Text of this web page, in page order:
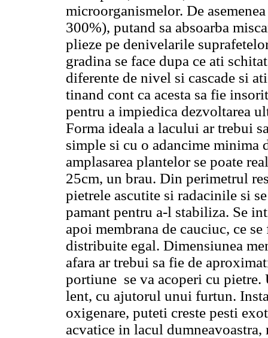
microorganismelor. De
300%), putand sa absoarba
plieze pe denivelarile
gradina se face dupa ce ati
diferente de nivel si cascade si
tinand cont ca acesta sa fie
pentru a impiedica dezvoltarea
Forma ideala a lacului ar trebui
simple si cu o adancime minima
amplasarea plantelor se poate
25cm, un brau. Din perimetrul
pietrele ascutite si radacinile si
pamant pentru a-l stabiliza. Se
apoi membrana de cauciuc, ce
distribuite egal. Dimensiunea
afara ar trebui sa fie de
portiune se va acoperi cu
lent, cu ajutorul unui furtun.
oxigenare, puteti creste pesti
acvatice in lacul